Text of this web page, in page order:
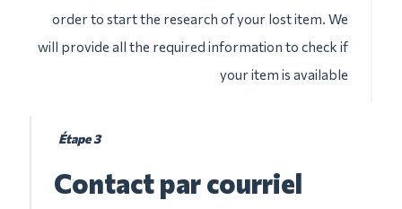
order to start the research of your lost item. We
will provide all the required information to check if
your item is available
Étape 3
Contact par courriel